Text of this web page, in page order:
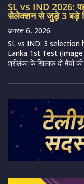
SL vs IND 2026:
सेलेक्शन से जुड़े 3 बड़े
अगस्त 6, 2026
SL vs IND: 3 selection
Lanka 1st Test (image
श्रीलंका के खिलाफ दो मैचों